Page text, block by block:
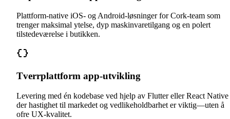
Plattform-native iOS- og Android-løsninger for Cork-team som
trenger maksimal ytelse, dyp maskinvaretilgang og en polert
tilstedeværelse i butikken.
Tverrplattform app-utvikling
Levering med én kodebase ved hjelp av Flutter eller React Native
der hastighet til markedet og vedlikeholdbarhet er viktig—uten å
ofre UX-kvalitet.